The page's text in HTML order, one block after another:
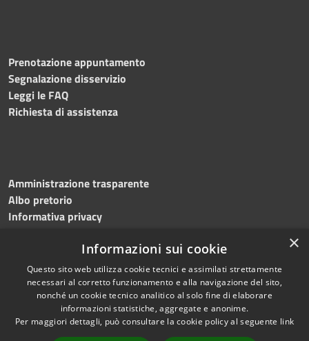
Prenotazione appuntamento
Segnalazione disservizio
Leggi le FAQ
Richiesta di assistenza
Amministrazione trasparente
Albo pretorio
Informativa privacy
Dichiarazione di accessibilità Meccanismo di feedback
RSS
Accessibilità
Copyright © 2026 • Comune di
Bitonto • Powered by
×
Informazioni sui cookie
Questo sito web utilizza cookie tecnici e assimilati strettamente
necessari al corretto funzionamento e alla navigazione del sito,
nonché un cookie tecnico analitico al solo fine di elaborare
informazioni statistiche, aggregate e anonime.
Per maggiori dettagli, può consultare la cookie policy al seguente link